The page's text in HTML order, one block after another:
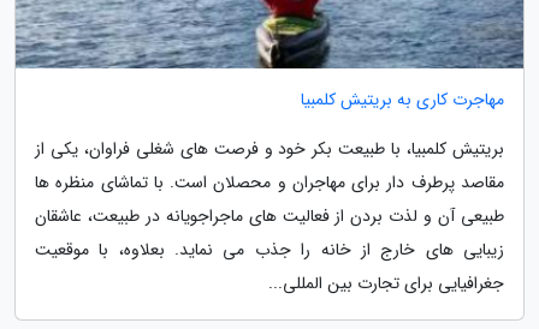
مهاجرت کاری به بریتیش کلمبیا
بریتیش کلمبیا، با طبیعت بکر خود و فرصت های شغلی فراوان، یکی از
مقاصد پرطرف دار برای مهاجران و محصلان است. با تماشای منظره ها
طبیعی آن و لذت بردن از فعالیت های ماجراجویانه در طبیعت، عاشقان
زیبایی های خارج از خانه را جذب می نماید. بعلاوه، با موقعیت
جغرافیایی برای تجارت بین المللی...